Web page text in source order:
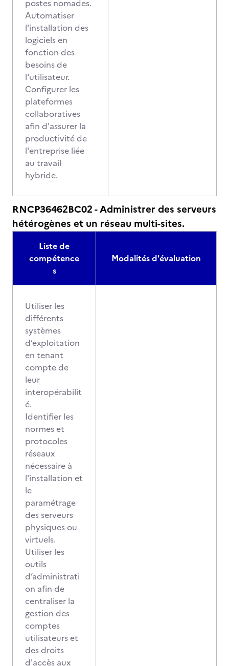
postes nomades.
Automatiser
l'installation des
logiciels en
fonction des
besoins de
l'utilisateur.
Configurer les
plateformes
collaboratives
afin d'assurer la
productivité de
l'entreprise liée
au travail
hybride.
RNCP36462BC02 - Administrer des serveurs
hétérogènes et un réseau multi-sites.
Liste de
compétence
s
Modalités d'évaluation
Utiliser les
différents
systèmes
d’exploitation
en tenant
compte de
leur
interopérabilit
é.
Identifier les
normes et
protocoles
réseaux
nécessaire à
l'installation et
le
paramétrage
des serveurs
physiques ou
virtuels.
Utiliser les
outils
d’administrati
on afin de
centraliser la
gestion des
comptes
utilisateurs et
des droits
d'accès aux